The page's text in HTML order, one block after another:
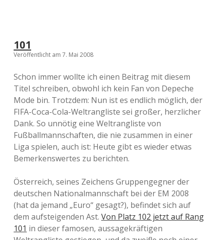
101
Veröffentlicht am 7. Mai 2008
Schon immer wollte ich einen Beitrag mit diesem
Titel schreiben, obwohl ich kein Fan von Depeche
Mode bin. Trotzdem: Nun ist es endlich möglich, der
FIFA-Coca-Cola-Weltrangliste sei großer, herzlicher
Dank. So unnötig eine Weltrangliste von
Fußballmannschaften, die nie zusammen in einer
Liga spielen, auch ist: Heute gibt es wieder etwas
Bemerkenswertes zu berichten.
Österreich, seines Zeichens Gruppengegner der
deutschen Nationalmannschaft bei der EM 2008
(hat da jemand „Euro“ gesagt?), befindet sich auf
dem aufsteigenden Ast. Von Platz 102 jetzt auf Rang
101 in dieser famosen, aussagekräftigen